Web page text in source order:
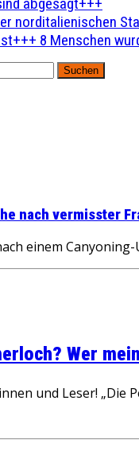
norditalienischen
8 Menschen
nach vermisster
einem
Wer
und Leser! „Die